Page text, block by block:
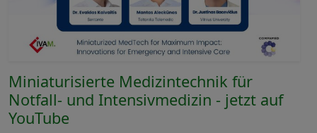
Miniaturisierte Medizintechnik für
Notfall- und Intensivmedizin - jetzt auf
YouTube